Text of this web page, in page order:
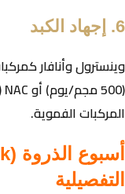
6. إجهاد الكبد
المركبات الفموية.
التفصيلية